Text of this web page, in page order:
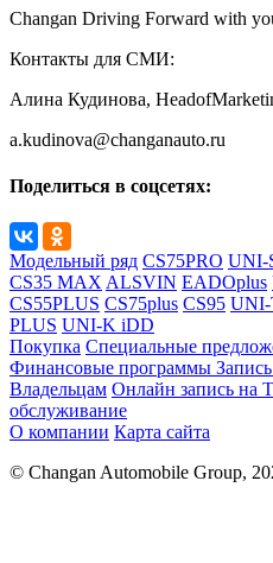
Changan Driving Forward with
Контакты для СМИ:
Алина Кудинова,
a.kudinova@changanauto.ru
Поделиться в соцсетях:
Модельный ряд CS75PRO UNI-
CS35 MAXALSVIN EADOplus
CS55PLUS CS75plus CS95
PLUS UNI-K iDD
Покупка Специальные
Финансовые программы
Владельцам Онлайн запись на
обслуживание
О компании Карта сайта
© Changan Automobile Group,